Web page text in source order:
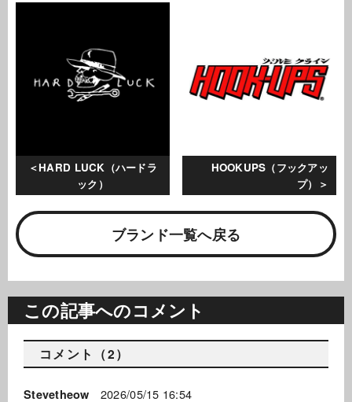
HOOKUPS（フックアッ
プ）
HARD LUCK（ハードラ
ック）
ブランド一覧へ戻る
この記事へのコメント
コメント（2）
Stevetheow 2026/05/15 16:54